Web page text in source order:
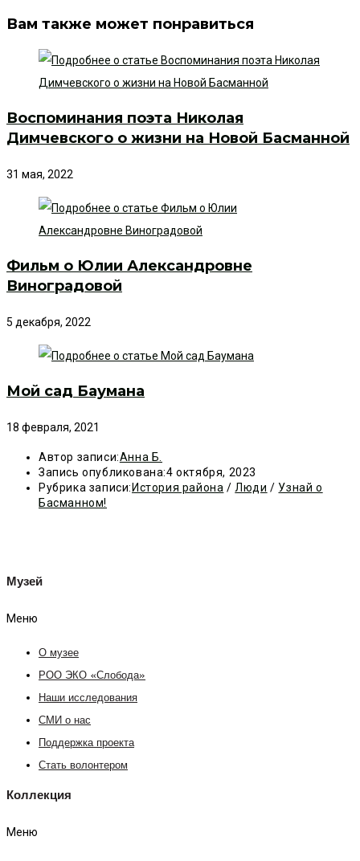
Вам также может понравиться
Воспоминания поэта Николая
Димчевского о жизни на Новой Басманной
31 мая, 2022
Фильм о Юлии Александровне
Виноградовой
5 декабря, 2022
Мой сад Баумана
18 февраля, 2021
Автор записи:Анна Б.
Запись опубликована:4 октября, 2023
Рубрика записи: История района / Люди / Узнай о
Басманном!
Музей
Меню
О музее
РОО ЭКО «Слобода»
Наши исследования
СМИ о нас
Поддержка проекта
Стать волонтером
Коллекция
Меню